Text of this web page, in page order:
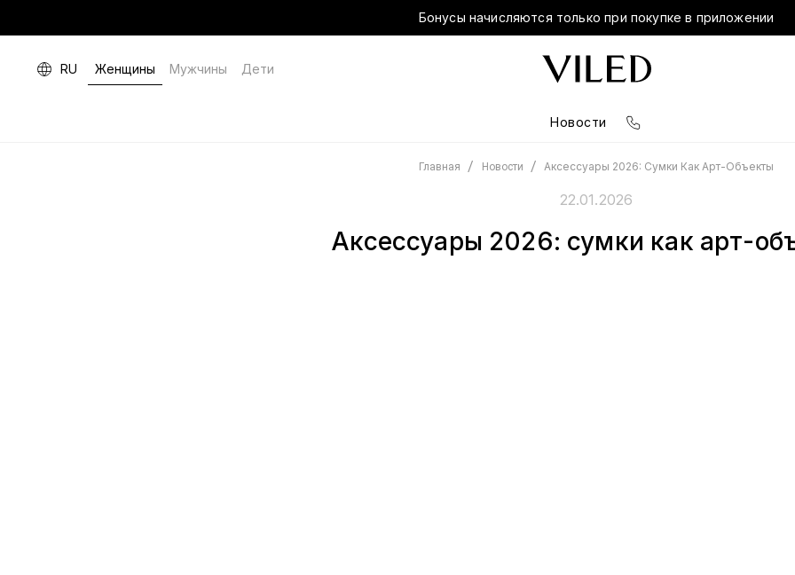
Бонусы начисляются только при покупке в приложении
RU Женщины Мужчины Дети
Новости
Главная / Новости / Аксессуары 2026: Сумки Как Арт-Объекты
22.01.2026
Аксессуары 2026: сумки как арт-